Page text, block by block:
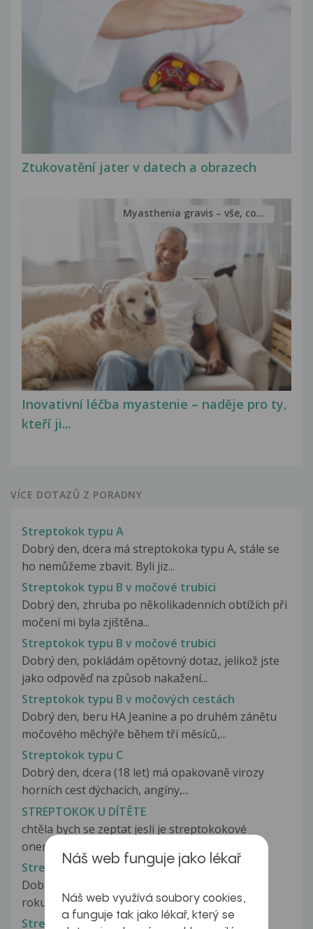
Ztukovatění jater v datech a obrazech
Inovativní léčba myastenie – naděje pro ty,
kteří ji...
Myasthenia gravis – vše, co...
VÍCE DOTAZŮ Z PORADNY
Streptokok typu A
Dobrý den, dcera má streptokoka typu A, stále se
ho nemůžeme zbavit. Byli jiz...
Streptokok typu B v močové trubici
Dobrý den, zhruba po několikadenních obtížích při
močení mi byla zjištěna...
Streptokok typu B v močové trubici
Dobrý den, pokládám opětovný dotaz, jelikož jste
jako odpověď na způsob nakažení...
Streptokok typu B v močových cestách
Dobrý den, beru HA Jeanine a po druhém zánětu
močového měchýře během tří měsíců,...
Streptokok typu C
Dobrý den, dcera (18 let) má opakovaně virozy
horních cest dýchacích, angíny,...
STREPTOKOK U DÍTĚTE
chtěla bych se zeptat jesli je streptokokové
onemocnění nakažlivé. mám dvě děti...
Streptokok u dítěte
Dobrý den, před cca 1,5 měsícem se dcera /3,5
roku/ osypala a měla pupínky...
Streptokok v krku
Náš web funguje jako lékař
Náš web využívá soubory cookies,
a funguje tak jako lékař, který se